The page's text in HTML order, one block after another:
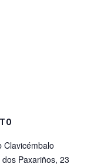
Clavicémbalo
dos Paxariños, 23